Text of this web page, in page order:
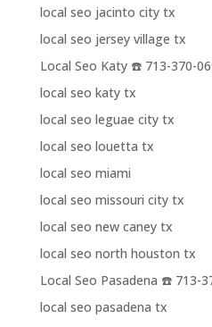
local seo jacinto city tx
local seo jersey village tx
Local Seo Katy ☎️ 713-370-
local seo katy tx
local seo leguae city tx
local seo louetta tx
local seo miami
local seo missouri city tx
local seo new caney tx
local seo north houston tx
Local Seo Pasadena ☎️ 713-
local seo pasadena tx